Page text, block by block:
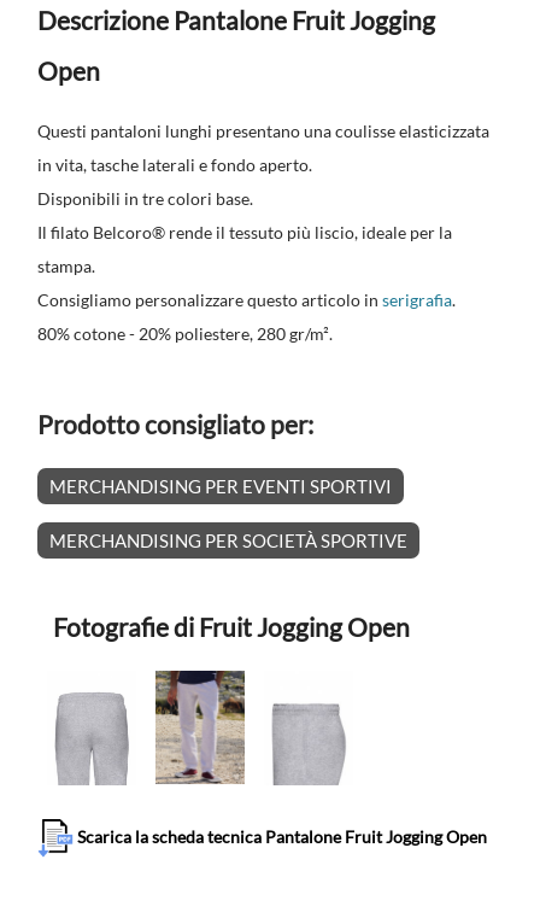
Descrizione Pantalone Fruit Jogging
Open
Questi pantaloni lunghi presentano una coulisse elasticizzata
in vita, tasche laterali e fondo aperto.
Disponibili in tre colori base.
Il filato Belcoro® rende il tessuto più liscio, ideale per la
stampa.
Consigliamo personalizzare questo articolo inserigrafia.
80% cotone - 20% poliestere, 280 gr/m².
Prodotto consigliato per:
MERCHANDISING PER EVENTI SPORTIVI
MERCHANDISING PER SOCIETÀ SPORTIVE
Fotografie di Fruit Jogging Open
Scarica la scheda tecnica Pantalone Fruit Jogging Open